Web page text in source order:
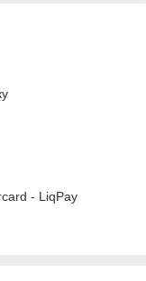
- LiqPay